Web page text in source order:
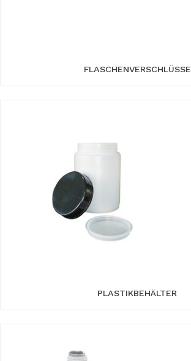
FLASCHENVERSCHLÜSSE
PLASTIKBEHÄLTER